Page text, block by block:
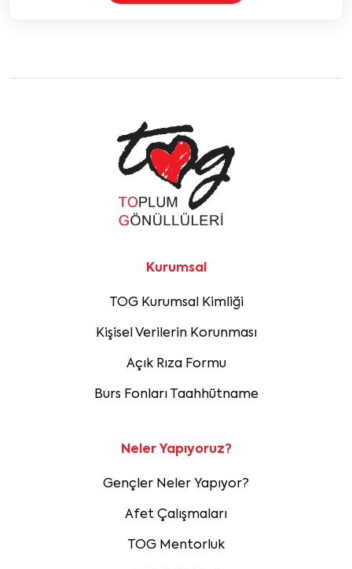
Kurumsal
TOG Kurumsal Kimliği
Kişisel Verilerin Korunması
Açık Rıza Formu
Burs Fonları Taahhütname
Neler Yapıyoruz?
Gençler Neler Yapıyor?
Afet Çalışmaları
TOG Mentorluk